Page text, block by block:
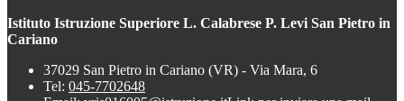
Istituto Istruzione Superiore L. Calabrese P. Levi San Pietro in
Cariano
37029 San Pietro in Cariano (VR) - Via Mara, 6
Tel: 045-7702648